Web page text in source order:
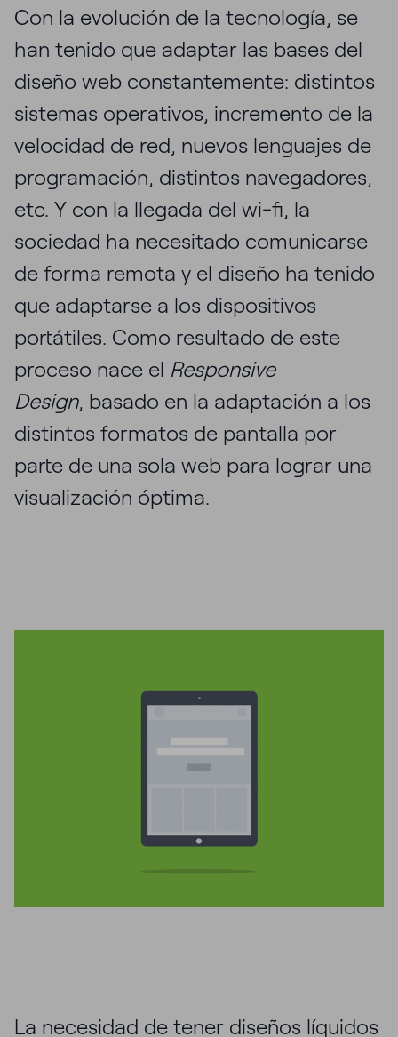
Con la evolución de la tecnología, se
han tenido que adaptar las bases del
diseño web constantemente: distintos
sistemas operativos, incremento de la
velocidad de red, nuevos lenguajes de
programación, distintos navegadores,
etc. Y con la llegada del wi-fi, la
sociedad ha necesitado comunicarse
de forma remota y el diseño ha tenido
que adaptarse a los dispositivos
portátiles. Como resultado de este
proceso nace el Responsive
Design, basado en la adaptación a los
distintos formatos de pantalla por
parte de una sola web para lograr una
visualización óptima.
La necesidad de tener diseños líquidos